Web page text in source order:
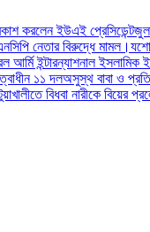
ইউএই প্রেসিডেন্টজুলাই সনদ
বিরুদ্ধে মামল।যশোরে
ইসলামিক ইনস্টিটিউট
অসুস্থ বাবা ও প্রতিবন্ধী
নারীকে বিয়ের প্রলোভনে